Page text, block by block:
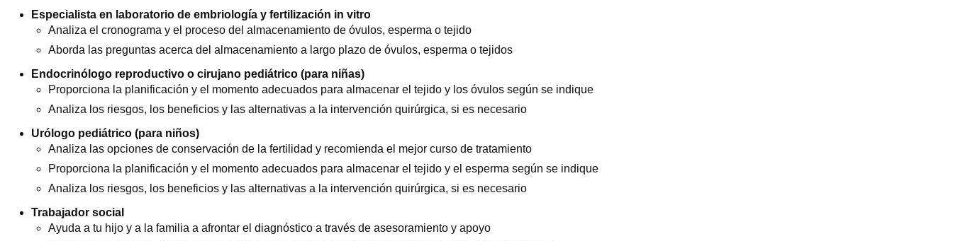
Especialista en laboratorio de embriología y fertilización in vitro
Analiza el cronograma y el proceso del almacenamiento de óvulos, esperma o tejido
Aborda las preguntas acerca del almacenamiento a largo plazo de óvulos, esperma o tejidos
Endocrinólogo reproductivo o cirujano pediátrico (para niñas)
Proporciona la planificación y el momento adecuados para almacenar el tejido y los óvulos según se indique
Analiza los riesgos, los beneficios y las alternativas a la intervención quirúrgica, si es necesario
Urólogo pediátrico (para niños)
Analiza las opciones de conservación de la fertilidad y recomienda el mejor curso de tratamiento
Proporciona la planificación y el momento adecuados para almacenar el tejido y el esperma según se indique
Analiza los riesgos, los beneficios y las alternativas a la intervención quirúrgica, si es necesario
Trabajador social
Ayuda a tu hijo y a la familia a afrontar el diagnóstico a través de asesoramiento y apoyo